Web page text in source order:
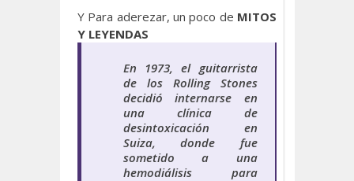
Y Para aderezar, un poco de MITOS
Y LEYENDAS
En 1973, el guitarrista
de los Rolling Stones
decidió internarse en
una clínica de
desintoxicación en
Suiza, donde fue
sometido a una
hemodiálisis para